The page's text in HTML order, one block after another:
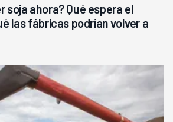
soja ahora? Qué espera el
las fábricas podrían volver a